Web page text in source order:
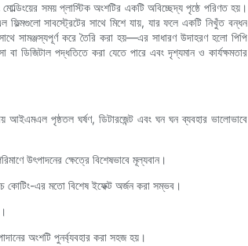
সময় প্লাস্টিক অংশটির একটি অবিচ্ছেদ্য পৃষ্ঠে পরিণত হয়।
সাবস্ট্রেটের সাথে মিশে যায়, যার ফলে একটি নিখুঁত বন্ধন
সামঞ্জস্যপূর্ণ করে তৈরি করা হয়—এর সাধারণ উদাহরণ হলো পিপি
বা ডিজিটাল পদ্ধতিতে করা যেতে পারে এবং দৃশ্যমান ও কার্যক্ষমতার
পৃষ্ঠতল ঘর্ষণ, ডিটারজেন্ট এবং ঘন ঘন ব্যবহার ভালোভাবে
উৎপাদনের ক্ষেত্রে বিশেষভাবে মূল্যবান।
কোটিং-এর মতো বিশেষ ইফেক্ট অর্জন করা সম্ভব।
অংশটি পুনর্ব্যবহার করা সহজ হয়।